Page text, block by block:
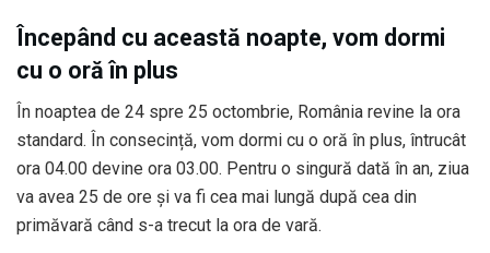
Începând cu această noapte, vom dormi
cu o oră în plus
În noaptea de 24 spre 25 octombrie, România revine la ora
standard. În consecință, vom dormi cu o oră în plus, întrucât
ora 04.00 devine ora 03.00. Pentru o singură dată în an, ziua
va avea 25 de ore și va fi cea mai lungă după cea din
primăvară când s-a trecut la ora de vară.